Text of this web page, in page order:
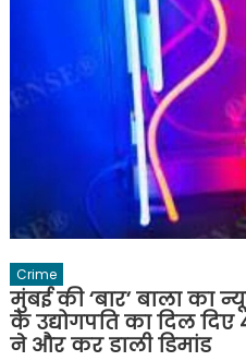
Crime
मुंबई की ‘बार’ बाला का
के उद्योगपति का दिल
ने और कर डाली डिमांड